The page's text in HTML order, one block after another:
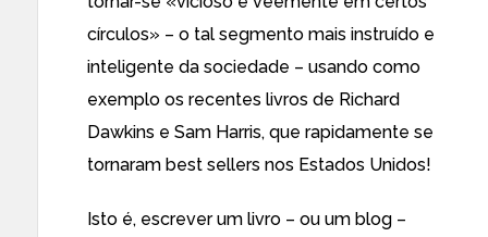
círculos» – o tal segmento mais instruído e
inteligente da sociedade – usando como
exemplo os recentes livros de Richard
Dawkins e Sam Harris, que rapidamente se
tornaram best sellers nos Estados Unidos!
Isto é, escrever um livro – ou um blog –